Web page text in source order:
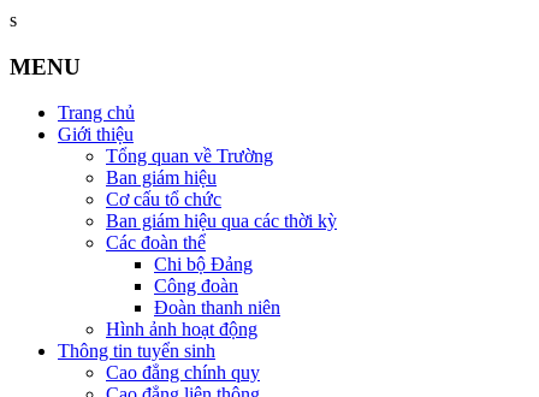
s
MENU
Trang chủ
Giới thiệu
Tổng quan về Trường
Ban giám hiệu
Cơ cấu tổ chức
Ban giám hiệu qua các thời kỳ
Các đoàn thể
Chi bộ Đảng
Công đoàn
Đoàn thanh niên
Hình ảnh hoạt động
Thông tin tuyển sinh
Cao đẳng chính quy